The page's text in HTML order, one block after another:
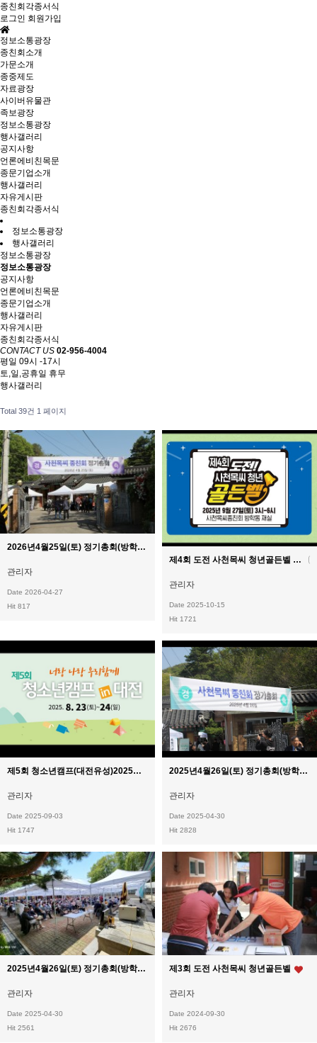
종친회각종서식
로그인 회원가입
정보소통광장
종친회소개
가문소개
종중제도
자료광장
사이버유물관
족보광장
정보소통광장
행사갤러리
공지사항
언론에비친목문
종문기업소개
행사갤러리
자유게시판
종친회각종서식
정보소통광장
행사갤러리
정보소통광장
정보소통광장
공지사항
언론에비친목문
종문기업소개
행사갤러리
자유게시판
종친회각종서식
CONTACT US 02-956-4004
평일 09시 -17시
토,일,공휴일 휴무
행사갤러리
Total 39건 1 페이지
2026년4월25일(토) 정기총회(방학동재실)
관리자
Date 2026-04-27
Hit 817
제4회 도전 사천목씨 청년골든벨
관리자
Date 2025-10-15
Hit 1721
제5회 청소년캠프(대전유성)2025년8월23일(토)~24일(일)
관리자
Date 2025-09-03
Hit 1747
2025년4월26일(토) 정기총회(방학동재실)
관리자
Date 2025-04-30
Hit 2828
2025년4월26일(토) 정기총회(방학동재실)
관리자
Date 2025-04-30
Hit 2561
제3회 도전 사천목씨 청년골든벨
관리자
Date 2024-09-30
Hit 2676